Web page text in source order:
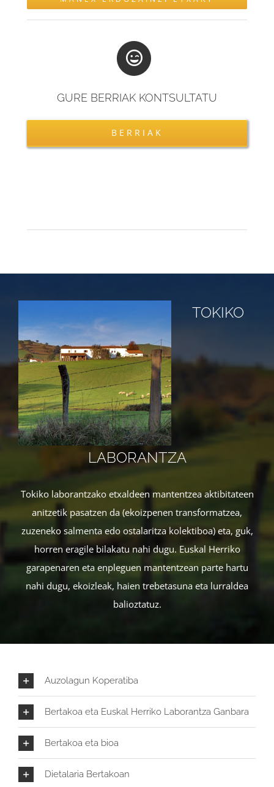
GURE BERRIAK KONTSULTATU
BERRIAK
TOKIKO
LABORANTZA
Tokiko laborantzako etxaldeen mantentzea aktibitateen
anitzetik pasatzen da (ekoizpenen transformatzea,
zuzeneko salmenta edo ostalaritza kolektiboa) eta, guk,
horren eragile bilakatu nahi dugu. Euskal Herriko
garapenaren eta enpleguen mantentzean parte hartu
nahi dugu, ekoizleak, haien trebetasuna eta lurraldea
balioztatuz.
Auzolagun Koperatiba
Bertakoa eta Euskal Herriko Laborantza Ganbara
Bertakoa eta bioa
Dietalaria Bertakoan